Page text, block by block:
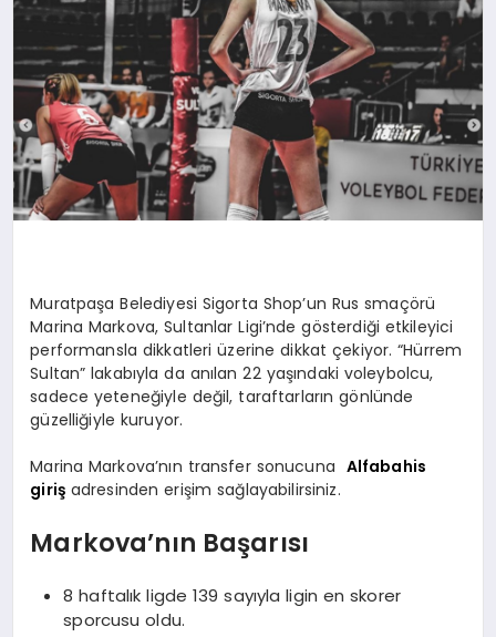
Muratpaşa Belediyesi Sigorta Shop’un Rus smaçörü
Marina Markova, Sultanlar Ligi’nde gösterdiği etkileyici
performansla dikkatleri üzerine dikkat çekiyor. “Hürrem
Sultan” lakabıyla da anılan 22 yaşındaki voleybolcu,
sadece yeteneğiyle değil, taraftarların gönlünde
güzelliğiyle kuruyor.
Marina Markova’nın transfer sonucuna Alfabahis
giriş adresinden erişim sağlayabilirsiniz.
Markova’nın Başarısı
8 haftalık ligde 139 sayıyla ligin en skorer
sporcusu oldu.